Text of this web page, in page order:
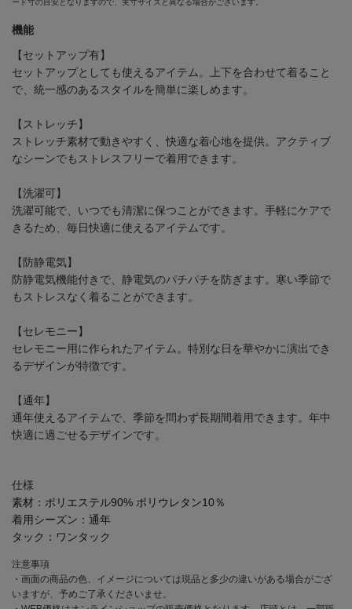
機能
【セットアップ有】
セットアップとしても使えるアイテム。上下を合わせて着ること
で、統一感のあるスタイルを簡単に楽しめます。
【ストレッチ】
ストレッチ素材で動きやすく、快適な着心地を提供。アクティブ
なシーンでもストレスフリーで着用できます。
【洗濯可】
洗濯可能で、いつでも清潔に保つことができます。手軽にケアで
きるため、毎日快適に使えるアイテムです。
【防静電気】
防静電気機能付きで、静電気のパチパチを防ぎます。寒い季節で
もストレスなく着ることができます。
【セレモニー】
セレモニー用に作られたアイテム。特別な日を華やかに演出でき
るデザインが特徴です。
【通年】
通年使えるアイテムで、季節を問わず長期間着用できます。年中
快適に過ごせるデザインです。
仕様
素材： ポリエステル90% ポリウレタン10％
着用シーズン： 通年
タック： ワンタック
注意事項
・画面の商品の色、イメージについては現品と多少の違いがある場合がござ
いますが、予めご了承くださいませ。